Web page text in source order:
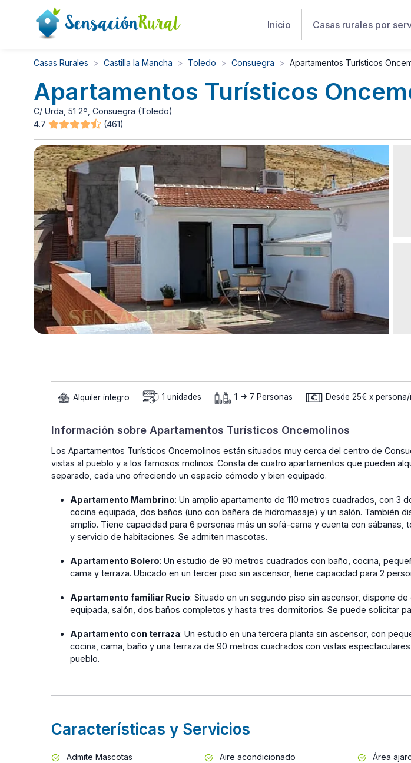
Inicio Casas rurales por
Casas Rurales Castilla la Mancha Toledo Consuegra Apartamentos Turísticos
Apartamentos Turísticos
C/ Urda, 51 2º, Consuegra (Toledo)
4.7
(461)
Alquiler íntegro 1 unidades 1 -> 7 Personas Desde 25€ x
Información sobre Apartamentos Turísticos Oncemolinos
Los Apartamentos Turísticos Oncemolinos están situados muy cerca del centro de
vistas al pueblo y a los famosos molinos. Consta de cuatro apartamentos que pueden
separado, cada uno ofreciendo un espacio cómodo y bien equipado.
Apartamento Mambrino: Un amplio apartamento de 110 metros cuadrados, con 3
cocina equipada, dos baños (uno con bañera de hidromasaje) y un salón. También
amplio. Tiene capacidad para 6 personas más un sofá-cama y cuenta con sábanas,
y servicio de habitaciones. Se admiten mascotas.
Apartamento Bolero: Un estudio de 90 metros cuadrados con baño, cocina,
cama y terraza. Ubicado en un tercer piso sin ascensor, tiene capacidad para 2
Apartamento familiar Rucio: Situado en un segundo piso sin ascensor, dispone
equipada, salón, dos baños completos y hasta tres dormitorios. Se puede solicitar
Apartamento con terraza: Un estudio en una tercera planta sin ascensor, con
cocina, cama, baño y una terraza de 90 metros cuadrados con vistas
pueblo.
Características y Servicios
Admite Mascotas Aire acondicionado
Área